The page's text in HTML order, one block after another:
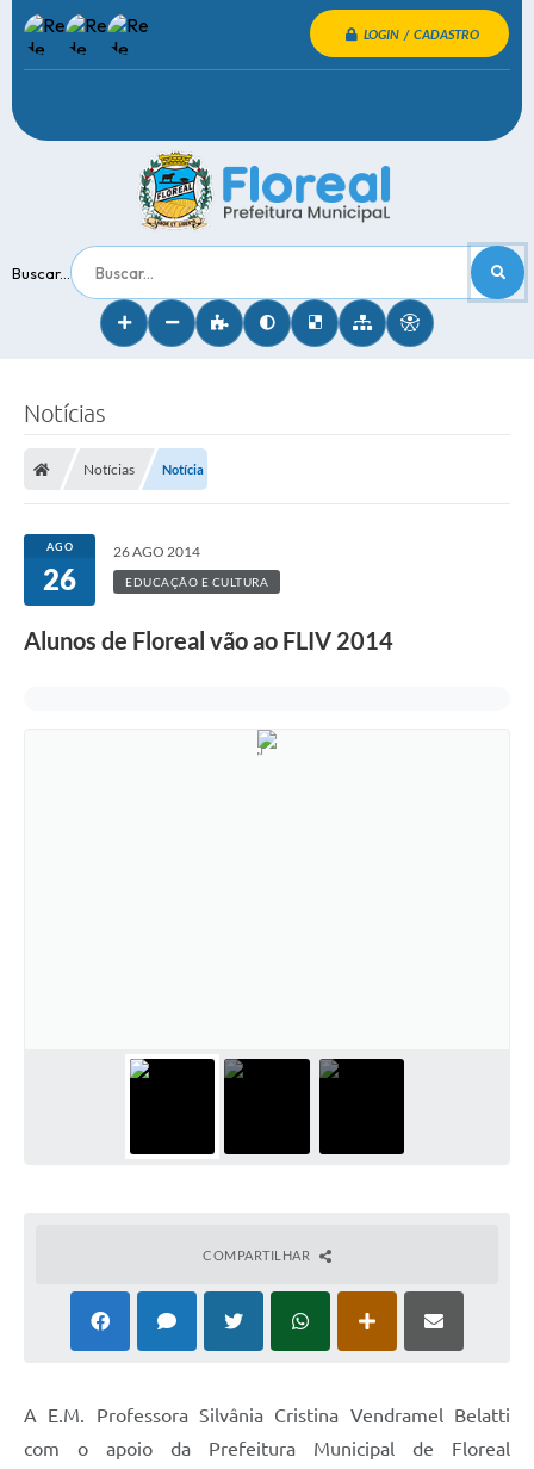
LOGIN / CADASTRO
Buscar...
Notícias
Notícias Notícia
AGO
26
26 AGO 2014
EDUCAÇÃO E CULTURA
Alunos de Floreal vão ao FLIV 2014
COMPARTILHAR
A E.M. Professora Silvânia Cristina Vendramel Belatti
com o apoio da Prefeitura Municipal de Floreal